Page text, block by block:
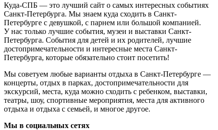
Куда-СПБ — это лучший сайт о самых интересных событиях
Санкт-Петербурга. Мы знаем куда сходить в Санкт-
Петербурге с девушкой, с парнем или большой компанией.
У нас только лучшие события, музеи и выставки Санкт-
Петербурга. События для детей и их родителей, лучшие
достопримечательности и интересные места Санкт-
Петербурга, которые обязательно стоит посетить!
Мы советуем любые варианты отдыха в Санкт-Петербурге —
концерты, отдых в парках, достопримечательности для
экскурсий, места, куда можно сходить с ребенком, выставки,
театры, шоу, спортивные мероприятия, места для активного
отдыха и отдыха с семьей, и многое другое.
Мы в социальных сетях